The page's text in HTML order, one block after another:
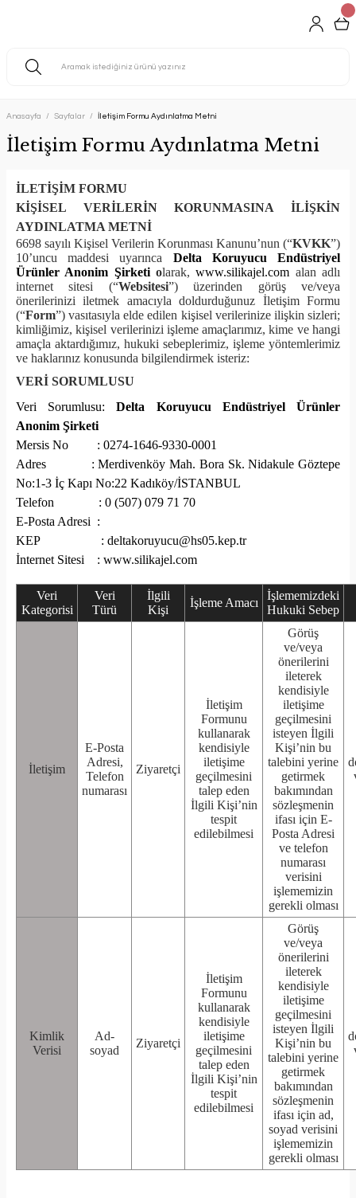
Anasayfa Sayfalar İletişim Formu Aydınlatma Metni
İletişim Formu Aydınlatma Metni
İLETİŞİM FORMU
KİŞİSEL VERİLERİN KORUNMASINA İLİŞKİN
AYDINLATMA METNİ
6698 sayılı Kişisel Verilerin Korunması Kanunu’nun (“KVKK”)
10’uncu maddesi uyarınca Delta Koruyucu Endüstriyel
Ürünler Anonim Şirketiolarak,www.silikajel.com alan adlı
internet sitesi (“Websitesi”) üzerinden görüş ve/veya
önerilerinizi iletmek amacıyla doldurduğunuz İletişim Formu
(“Form”) vasıtasıyla elde edilen kişisel verilerinize ilişkin sizleri;
kimliğimiz, kişisel verilerinizi işleme amaçlarımız, kime ve hangi
amaçla aktardığımız, hukuki sebeplerimiz, işleme yöntemlerimiz
ve haklarınız konusunda bilgilendirmek isteriz:
VERİ SORUMLUSU
Veri Sorumlusu:Delta Koruyucu Endüstriyel Ürünler
Anonim Şirketi
Mersis No : 0274-1646-9330-0001
Adres : Merdivenköy Mah. Bora Sk. Nidakule Göztepe
No:1-3 İç Kapı No:22 Kadıköy/İSTANBUL
Telefon : 0 (507) 079 71 70
E-Posta Adresi :
KEP : deltakoruyucu@hs05.kep.tr
İnternet Sitesi : www.silikajel.com
Veri
Kategorisi
Veri
Türü
İlgili
Kişi
İşleme Amacı
İşlememizdeki
Hukuki Sebep
İletişim
E-Posta
Adresi,
Telefon
numarası
Ziyaretçi
İletişim
Formunu
kullanarak
kendisiyle
iletişime
geçilmesini
talep eden
İlgili Kişi’nin
tespit
edilebilmesi
Görüş
ve/veya
önerilerini
ileterek
kendisiyle
iletişime
geçilmesini
isteyen İlgili
Kişi’nin bu
talebini yerine
getirmek
bakımından
sözleşmenin
ifası için E-
Posta Adresi
ve telefon
numarası
verisini
işlememizin
gerekli olması
Kimlik
Verisi
Ad-
soyad
Ziyaretçi
İletişim
Formunu
kullanarak
kendisiyle
iletişime
geçilmesini
talep eden
İlgili Kişi’nin
tespit
edilebilmesi
Görüş
ve/veya
önerilerini
ileterek
kendisiyle
iletişime
geçilmesini
isteyen İlgili
Kişi’nin bu
talebini yerine
getirmek
bakımından
sözleşmenin
ifası için ad,
soyad verisini
işlememizin
gerekli olması